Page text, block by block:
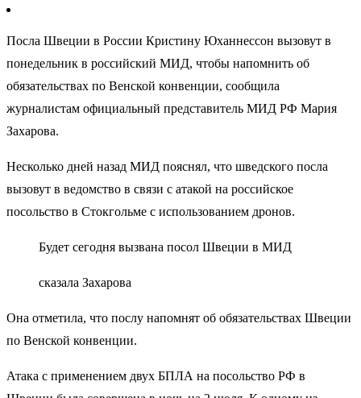
Посла Швеции в России Кристину Юханнессон вызовут в
понедельник в российский МИД, чтобы напомнить об
обязательствах по Венской конвенции, сообщила
журналистам официальный представитель МИД РФ Мария
Захарова.
Несколько дней назад МИД пояснял, что шведского посла
вызовут в ведомство в связи с атакой на российское
посольство в Стокгольме с использованием дронов.
Будет сегодня вызвана посол Швеции в МИД
сказала Захарова
Она отметила, что послу напомнят об обязательствах Швеции
по Венской конвенции.
Атака с применением двух БПЛА на посольство РФ в